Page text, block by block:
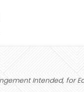
Intended, for